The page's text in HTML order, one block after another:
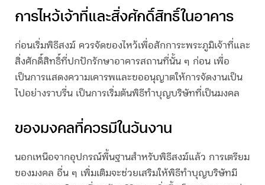
การไหว้เจ้าที่และสิ่งศักดิ์สิทธิ์ในอาคาร
ก่อนเริ่มพิธีสงฆ์ ควรจัดของไหว้เพื่อสักการะพระภูมิเจ้าที่และ
สิ่งศักดิ์สิทธิ์ที่ปกปักรักษาอาคารสถานที่นั้น ๆ ก่อน เพื่อ
เป็นการแสดงความเคารพและขออนุญาตให้การจัดงานเป็น
ไปอย่างราบรื่น เป็นการเริ่มต้นพิธีทำบุญบริษัทที่เป็นมงคล
ของมงคลที่ควรมีในวันงาน
นอกเหนือจากอุปกรณ์พื้นฐานสำหรับพิธีสงฆ์แล้ว การเตรียม
ของมงคล อื่น ๆ เพิ่มเติมจะช่วยเสริมให้พิธีทำบุญบริษัทมี